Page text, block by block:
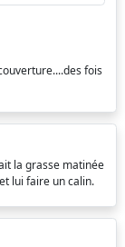
fois
la grasse matinée
lui faire un calin.